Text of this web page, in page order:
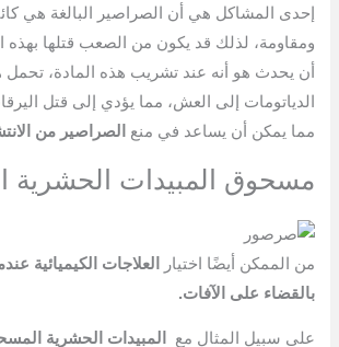
إحدى المشاكل هي أن الصراصير البالغة هي
ومقاومة، لذلك قد يكون من الصعب قتلها بهذه
أن يحدث هو أنه عند تشريب هذه المادة، تحمل
الدياتومات إلى العش، مما يؤدي إلى قتل
مما يمكن أن يساعد في منع
الصراصير من
مسحوق المبيدات الحشرية
من الممكن أيضًا اختيار
العلاجات الكيميائية
بالقضاء على الآفات.
على سبيل المثال مع المبيدات الحشرية